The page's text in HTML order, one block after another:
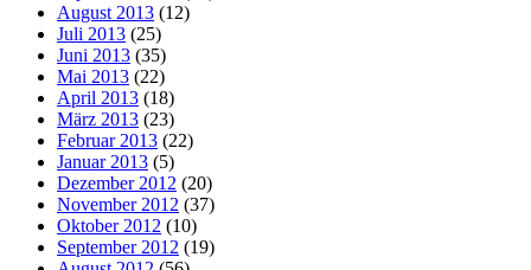
August 2013 (12)
Juli 2013 (25)
Juni 2013 (35)
Mai 2013 (22)
April 2013 (18)
März 2013 (23)
Februar 2013 (22)
Januar 2013 (5)
Dezember 2012 (20)
November 2012 (37)
Oktober 2012 (10)
September 2012 (19)